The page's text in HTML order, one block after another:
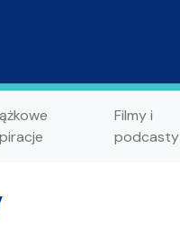
Filmy i
podcasty